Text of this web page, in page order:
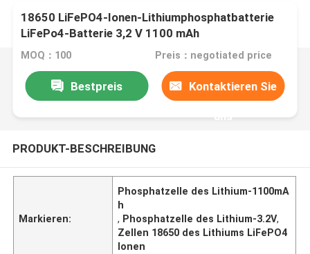
18650 LiFePO4-Ionen-Lithiumphosphatbatterie
LiFePo4-Batterie 3,2 V 1100 mAh
MOQ：100 Preis：negotiated price
Bestpreis Kontaktieren Sie
uns
PRODUKT-BESCHREIBUNG
Markieren:
Phosphatzelle des Lithium-1100mA
h
, Phosphatzelle des Lithium-3.2V,
Zellen 18650 des Lithiums LiFePO4
Ionen